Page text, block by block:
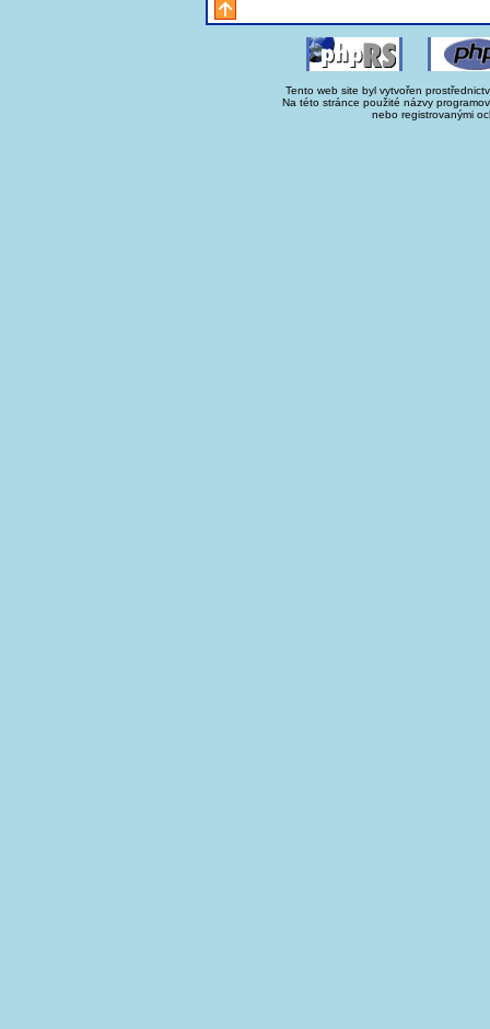
Tento web site byl vytvořen
Na této stránce použité názvy
nebo registrovanými